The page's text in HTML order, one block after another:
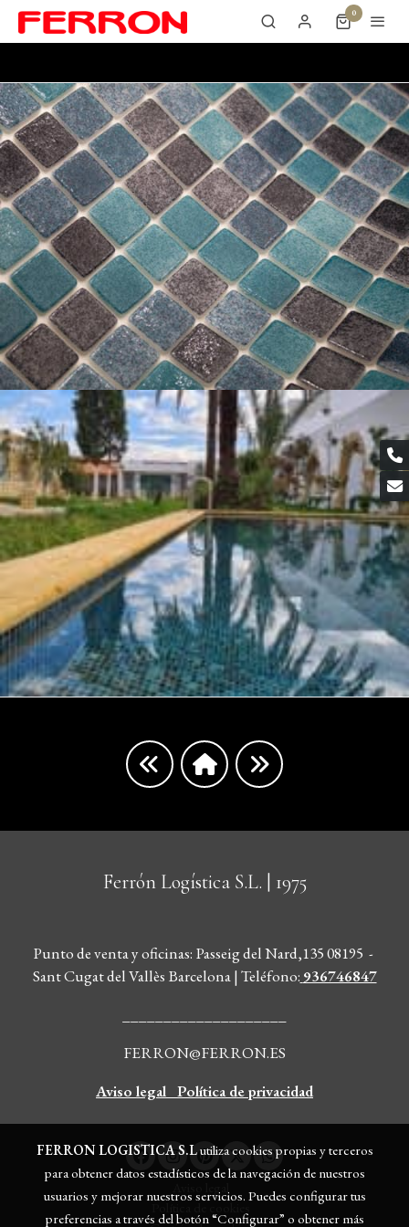
0
Ferrón Logística S.L. | 1975
Punto de venta y oficinas: Passeig del Nard,135 08195 -
Sant Cugat del Vallès Barcelona | Teléfono: 936746847
FERRON@FERRON.ES
Aviso legal Política de privacidad
FERRON LOGISTICA S.Lutiliza cookies propias y terceros
para obtener datos estadísticos de la navegación de nuestros
usuarios y mejorar nuestros servicios. Puedes configurar tus
preferencias a través del botón “Configurar” o obtener más